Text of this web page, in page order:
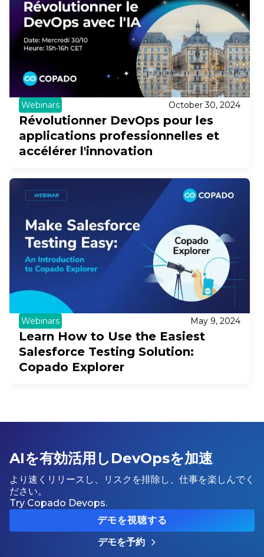
Webinars October 30, 2024
Révolutionner DevOps pour les
applications professionnelles et
accélérer l'innovation
Webinars May 9, 2024
Learn How to Use the Easiest
Salesforce Testing Solution:
Copado Explorer
AIを有効活用しDevOpsを加速
より速くリリースし、リスクを排除し、仕事を楽しんでく
ださい。
Try Copado Devops.
デモを視聴する
デモを予約